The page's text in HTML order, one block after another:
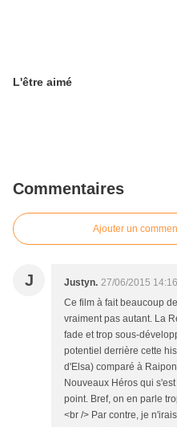
L'être aimé
Commentaires
Ajouter un
J Justyn. 27/06/2015 14:16
Ce film à fait beaucoup
vraiment pas autant. La
fade et trop sous-
potentiel derrière cette
d'Elsa) comparé à
Nouveaux Héros qui
point. Bref, on en parle
<br /> Par contre, je